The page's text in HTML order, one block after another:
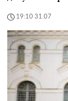
19:10 31.07